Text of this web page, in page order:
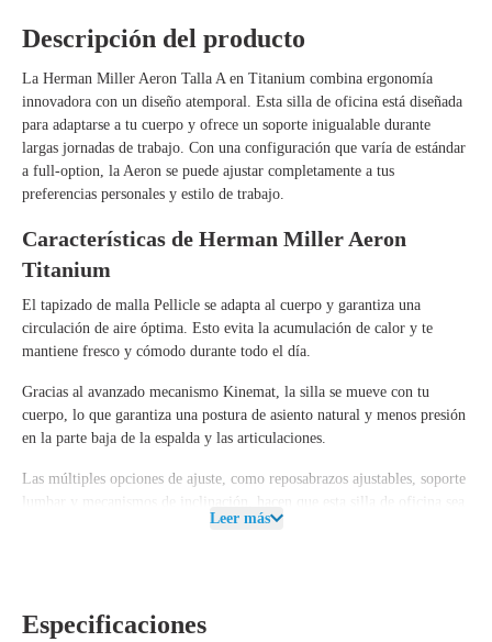
Descripción del producto
La Herman Miller Aeron Talla A en Titanium combina ergonomía
innovadora con un diseño atemporal. Esta silla de oficina está diseñada
para adaptarse a tu cuerpo y ofrece un soporte inigualable durante
largas jornadas de trabajo. Con una configuración que varía de estándar
a full-option , la Aeron se puede ajustar completamente a tus
preferencias personales y estilo de trabajo.
Características de Herman Miller Aeron
Titanium
El tapizado de malla Pellicle se adapta al cuerpo y garantiza una
circulación de aire óptima. Esto evita la acumulación de calor y te
mantiene fresco y cómodo durante todo el día.
Gracias al avanzado mecanismo Kinemat, la silla se mueve con tu
cuerpo, lo que garantiza una postura de asiento natural y menos presión
en la parte baja de la espalda y las articulaciones.
Las múltiples opciones de ajuste, como reposabrazos ajustables, soporte
lumbar y mecanismos de inclinación, hacen que esta silla de oficina sea
adecuada para cualquier usuario y entorno de trabajo.
como en espacios de trabajo en casa.
Leer más
Especificaciones